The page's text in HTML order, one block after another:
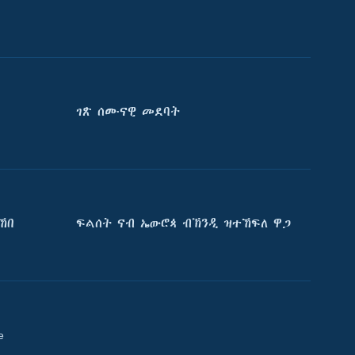
ገጽ ሰሙናዊ መደባት
ፍልሰት ናብ ኤውሮጳ ብኽንዲ ዝተኸፍለ ዋጋ